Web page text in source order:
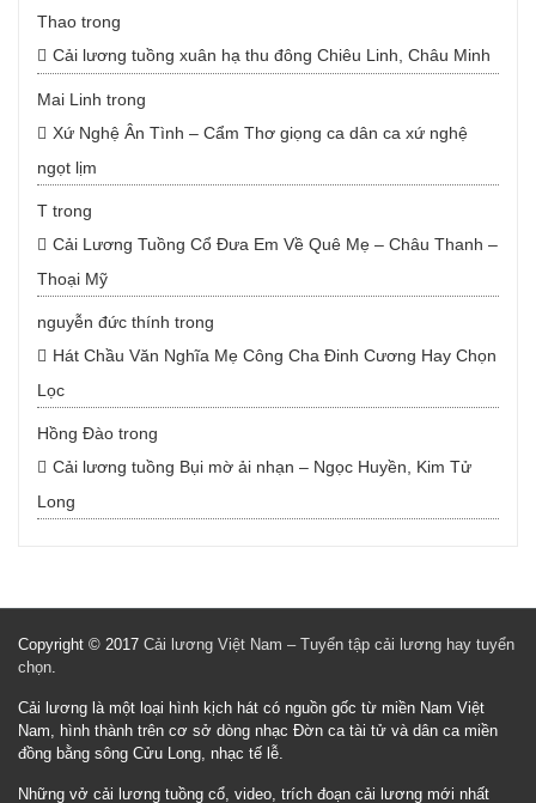
Thao trong
Cải lương tuồng xuân hạ thu đông Chiêu Linh, Châu Minh
Mai Linh trong
Xứ Nghệ Ân Tình – Cẩm Thơ giọng ca dân ca xứ nghệ
ngọt lịm
T trong
Cải Lương Tuồng Cổ Đưa Em Về Quê Mẹ – Châu Thanh –
Thoại Mỹ
nguyễn đức thính trong
Hát Chầu Văn Nghĩa Mẹ Công Cha Đinh Cương Hay Chọn
Lọc
Hồng Đào trong
Cải lương tuồng Bụi mờ ải nhạn – Ngọc Huyền, Kim Tử
Long
Copyright © 2017 Cải lương Việt Nam – Tuyển tập cải lương hay tuyển
chọn.
Cải lương là một loại hình kịch hát có nguồn gốc từ miền Nam Việt
Nam, hình thành trên cơ sở dòng nhạc Đờn ca tài tử và dân ca miền
đồng bằng sông Cửu Long, nhạc tế lễ.
Những vở cải lương tuồng cổ, video, trích đoạn cải lương mới nhất